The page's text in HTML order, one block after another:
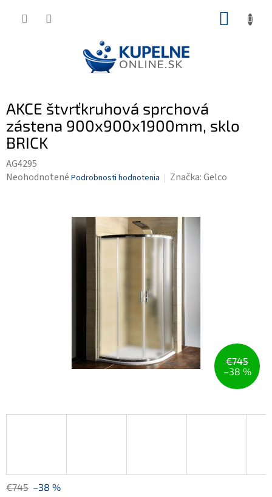
AKCE štvrťkruhová sprchová
zástena 900x900x1900mm, sklo
BRICK
AG4295
Priemerné
Neohodnotené Podrobnosti hodnotenia Značka:Gelco
€745
–38 %
€745 –38 %